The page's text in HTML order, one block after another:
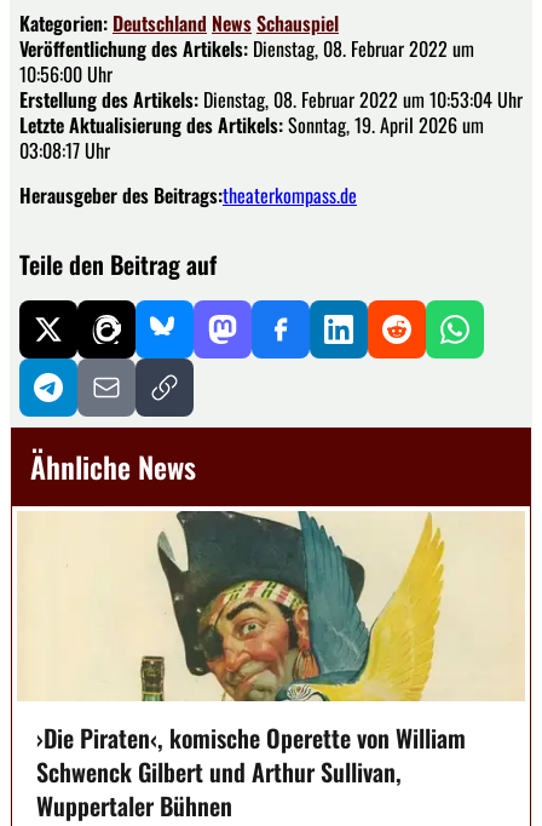
Kategorien: Deutschland NewsSchauspiel
Veröffentlichung des Artikels: Dienstag, 08. Februar 2022 um
10:56:00 Uhr
Erstellung des Artikels: Dienstag, 08. Februar 2022 um 10:53:04 Uhr
Letzte Aktualisierung des Artikels:Sonntag, 19. April 2026 um
03:08:17 Uhr
Herausgeber des Beitrags:theaterkompass.de
Teile den Beitrag auf
Ähnliche News
›Die Piraten‹, komische Operette von William
Schwenck Gilbert und Arthur Sullivan,
Wuppertaler Bühnen